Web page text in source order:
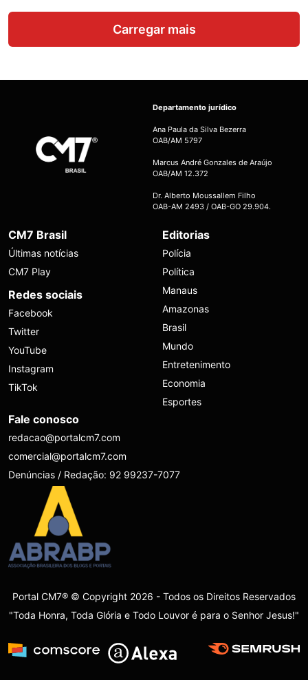
Carregar mais
Departamento jurídico
Ana Paula da Silva Bezerra
OAB/AM 5797
Marcus André Gonzales de Araújo
OAB/AM 12.372
Dr. Alberto Moussallem Filho
OAB-AM 2493 / OAB-GO 29.904.
CM7 Brasil
Últimas notícias
CM7 Play
Redes sociais
Facebook
Twitter
YouTube
Instagram
TikTok
Editorias
Polícia
Política
Manaus
Amazonas
Brasil
Mundo
Entretenimento
Economia
Esportes
Fale conosco
redacao@portalcm7.com
comercial@portalcm7.com
Denúncias / Redação: 92 99237-7077
Portal CM7® © Copyright 2026 - Todos os Direitos Reservados
"Toda Honra, Toda Glória e Todo Louvor é para o Senhor Jesus!"